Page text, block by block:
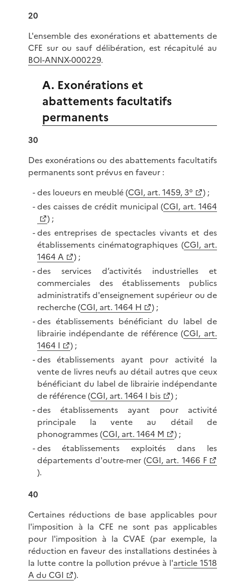
20
L'ensemble des exonérations et abattements de
CFE sur ou sauf délibération, est récapitulé au
BOI-ANNX-000229.
A. Exonérations et
abattements facultatifs
permanents
30
Des exonérations ou des abattements facultatifs
permanents sont prévus en faveur :
des loueurs en meublé (CGI, art. 1459, 3°
) ;
des caisses de crédit municipal (CGI, art. 1464
) ;
des entreprises de spectacles vivants et des
établissements cinématographiques (CGI, art.
1464 A
) ;
des services d’activités industrielles et
commerciales des établissements publics
administratifs d'enseignement supérieur ou de
recherche (CGI, art. 1464 H
) ;
des établissements bénéficiant du label de
librairie indépendante de référence (CGI, art.
1464 I
) ;
des établissements ayant pour activité la
vente de livres neufs au détail autres que ceux
bénéficiant du label de librairie indépendante
de référence (CGI, art. 1464 I bis
) ;
des établissements ayant pour activité
principale la vente au détail de
phonogrammes (CGI, art. 1464 M
) ;
des établissements exploités dans les
départements d'outre-mer (CGI, art. 1466 F
).
40
Certaines réductions de base applicables pour
l'imposition à la CFE ne sont pas applicables
pour l'imposition à la CVAE (par exemple, la
réduction en faveur des installations destinées à
la lutte contre la pollution prévue à l'article 1518
A du CGI
).